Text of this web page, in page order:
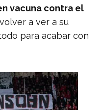
vacuna contra el
a ver a su
para acabar con